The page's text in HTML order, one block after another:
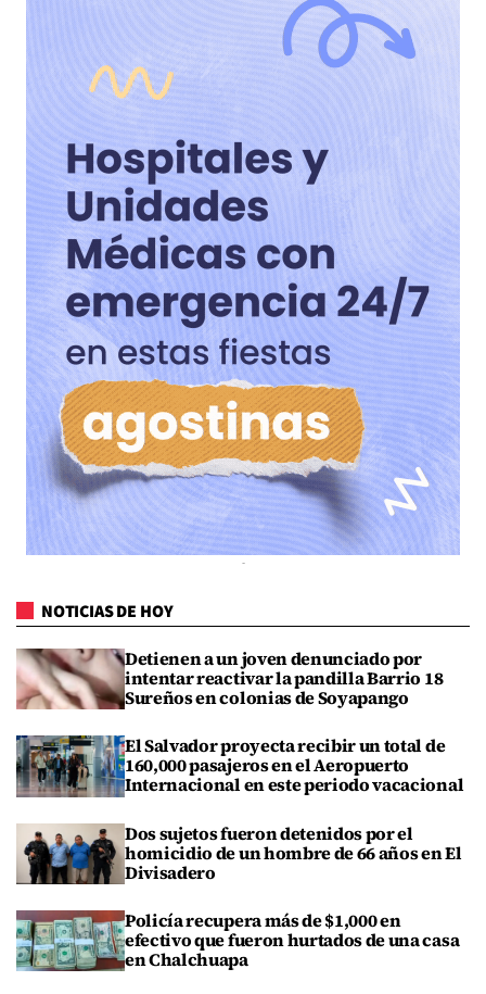
NOTICIAS DE HOY
Detienen a un joven denunciado por
intentar reactivar la pandilla Barrio 18
Sureños en colonias de Soyapango
El Salvador proyecta recibir un total de
160,000 pasajeros en el Aeropuerto
Internacional en este periodo vacacional
Dos sujetos fueron detenidos por el
homicidio de un hombre de 66 años en El
Divisadero
Policía recupera más de $1,000 en
efectivo que fueron hurtados de una casa
en Chalchuapa